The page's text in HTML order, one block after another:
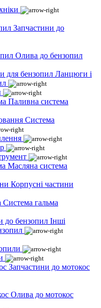
Запчастини до
Олива до бензопил
Ланцюги і
Паливна система
Система
Масляна система
Корпусні частини
Система гальма
Інші
Запчастини до мотокос
Олива до мотокос